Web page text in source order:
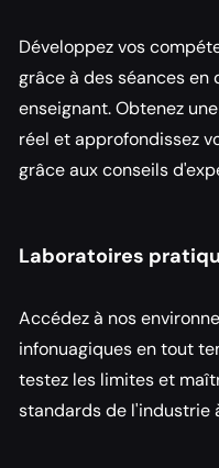
Développez vos
grâce à des séances
enseignant. Obtenez
réel et approfondissez
grâce aux conseils
Laboratoires
Accédez à nos
infonuagiques en tout
testez les limites et
standards de l'industrie